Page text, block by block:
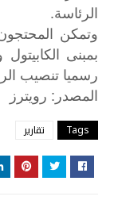
الرئاسة.
وتمكن
بمبنى
رسميا تنصيب
المصدر : رويترز
Tags تقارير